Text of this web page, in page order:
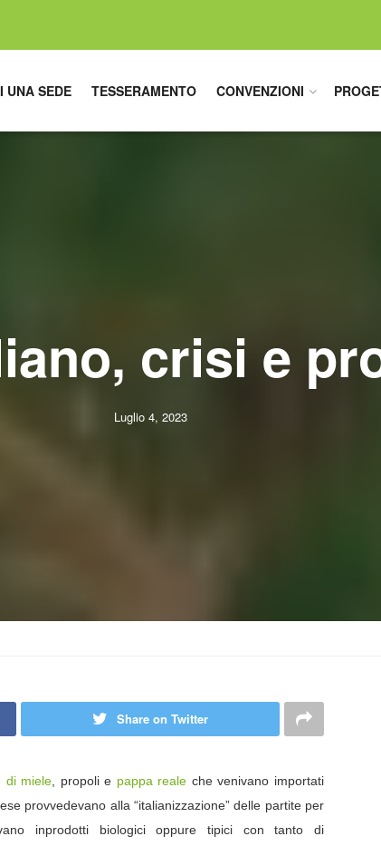
UNA SEDE TESSERAMENTO CONVENZIONI
crisi e
Luglio 4, 2023
Share on Twitter
di miele , propoli e pappa reale che venivano importati
provvedevano alla “italianizzazione” delle partite per
inprodotti biologici oppure tipici con tanto di